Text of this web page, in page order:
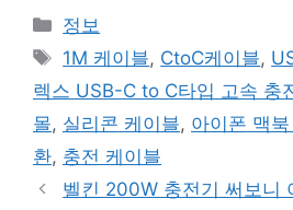
카
테
리
정보
태
그
1M 케이블, CtoC케이블,
렉스 USB-C to C타입 고속 충
몰, 실리콘 케이블, 아이폰 맥
환, 충전 케이블
벨킨 200W 충전기 써보니